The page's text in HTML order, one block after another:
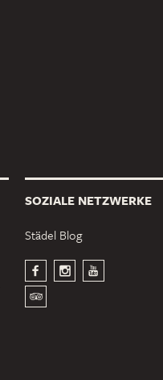
SOZIALE NETZWERKE
Städel Blog